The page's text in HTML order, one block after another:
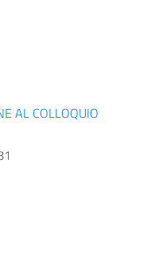
AL COLLOQUIO